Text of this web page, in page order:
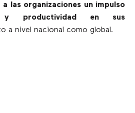
las organizaciones un impulso
y productividad en sus
a nivel nacional como global.